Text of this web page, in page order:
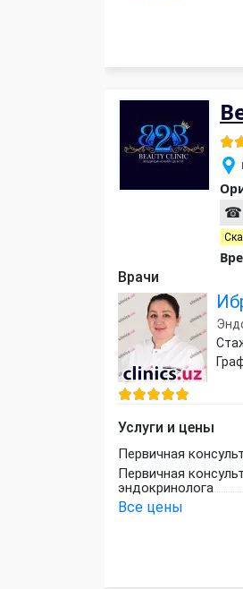
☎
Врачи
Услуги и цены
Первичная
Первичная
эндокринолога
Все цены